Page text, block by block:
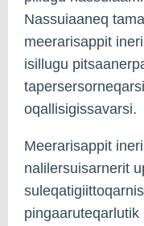
Nassuiaaneq
meerarisappit
isillugu
oqallisigissavarsi.
Meerarisappit
nalilersuisarnerit